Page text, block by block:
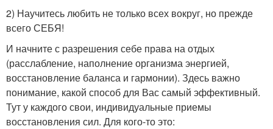
2) Научитесь любить не только всех вокруг, но прежде
всего СЕБЯ!
И начните с разрешения себе права на отдых
(расслабление, наполнение организма энергией,
восстановление баланса и гармонии). Здесь важно
понимание, какой способ для Вас самый эффективный.
Тут у каждого свои, индивидуальные приемы
восстановления сил. Для кого-то это: